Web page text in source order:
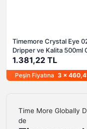
Timemore Crystal Eye
Dripper ve Kalita 500ml
Karaf (Server) Seti
1.381,22 TL
Peşin Fiyatına 3 x
Time More Globally
de